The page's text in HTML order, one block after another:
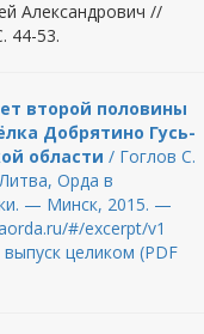
Александрович //
44-53.
второй половины
Добрятино Гусь-
области / Гоглов С.
Орда в
— Минск, 2015. —
#/excerpt/v1
целиком (PDF